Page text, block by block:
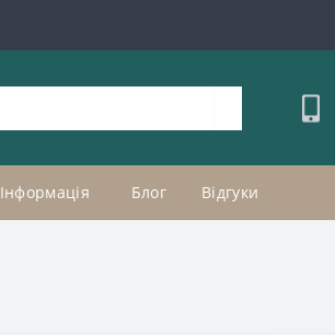
Інформація Блог Відгуки